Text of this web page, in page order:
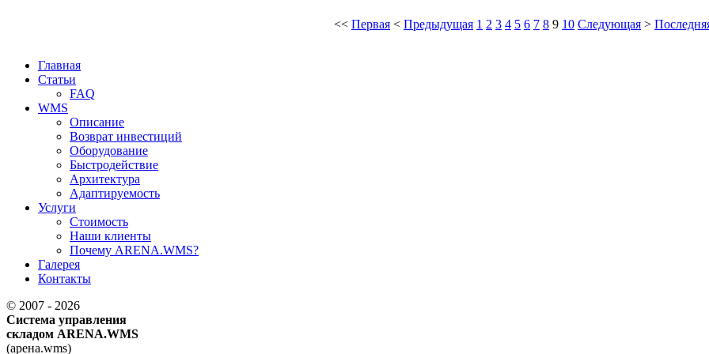
<< Первая < Предыдущая 1 2 3 4 5 6 7 8 9 10 Следующая >
Главная
Статьи
FAQ
WMS
Описание
Возврат инвестиций
Оборудование
Быстродействие
Архитектура
Адаптируемость
Услуги
Стоимость
Наши клиенты
Почему ARENA.WMS?
Галерея
Контакты
© 2007 - 2026
Система управления
складом ARENA.WMS
(арена.wms)